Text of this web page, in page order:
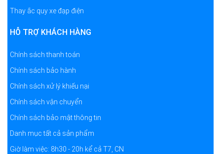
Thay ắc quy xe đạp điện
HỖ TRỢ KHÁCH HÀNG
Chính sách thanh toán
Chính sách bảo hành
Chính sách xử lý khiếu nại
Chính sách vận chuyển
Chính sách bảo mật thông tin
Danh mục tất cả sản phẩm
Giờ làm việc: 8h30 - 20h kể cả T7, CN